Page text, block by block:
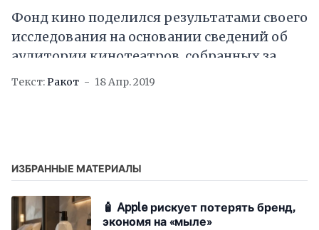
Фонд кино поделился результатами своего
исследования на основании сведений об
аудитории кинотеатров, собранных за
период с января по март 2019 года. При
Текст:Ракот 18 Апр. 2019
ИЗБРАННЫЕ МАТЕРИАЛЫ
🧴 Apple рискует потерять бренд,
экономя на «мыле»